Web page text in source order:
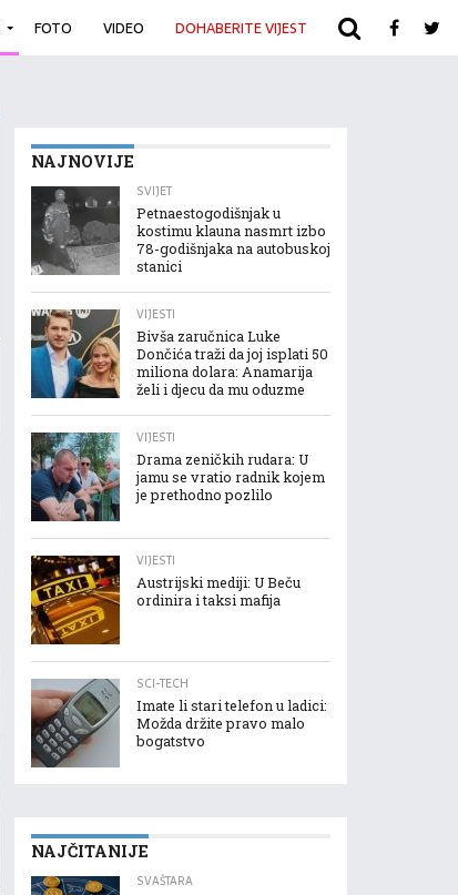
FOTO VIDEO DOHABERITE VIJEST ARHIVA
NAJNOVIJE
SVIJET
Petnaestogodišnjak u
kostimu klauna nasmrt izbo
78-godišnjaka na autobuskoj
stanici
VIJESTI
Bivša zaručnica Luke
Dončića traži da joj isplati 50
miliona dolara: Anamarija
želi i djecu da mu oduzme
VIJESTI
Drama zeničkih rudara: U
jamu se vratio radnik kojem
je prethodno pozlilo
VIJESTI
Austrijski mediji: U Beču
ordinira i taksi mafija
SCI-TECH
Imate li stari telefon u ladici:
Možda držite pravo malo
bogatstvo
NAJČITANIJE
SVAŠTARA